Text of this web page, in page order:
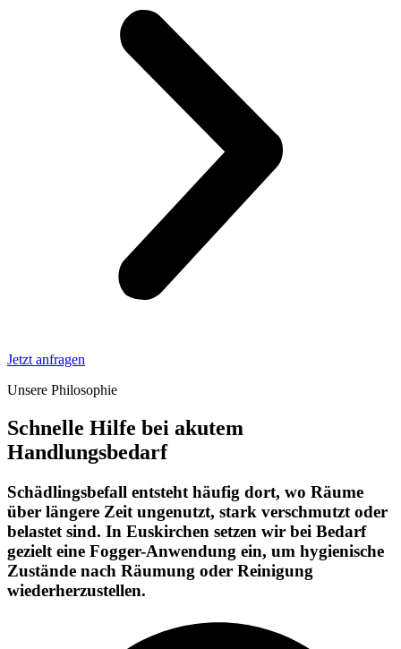
Jetzt anfragen
Unsere Philosophie
Schnelle Hilfe bei akutem
Handlungsbedarf
Schädlingsbefall entsteht häufig dort, wo Räume
über längere Zeit ungenutzt, stark verschmutzt oder
belastet sind. In Euskirchen setzen wir bei Bedarf
gezielt eine Fogger-Anwendung ein, um hygienische
Zustände nach Räumung oder Reinigung
wiederherzustellen.